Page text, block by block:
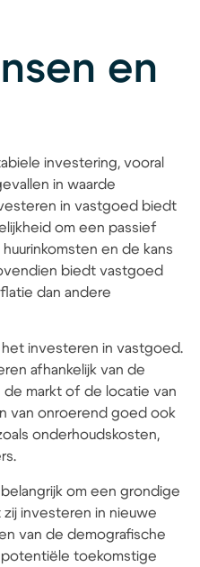
en
investering, vooral
in waarde
in vastgoed biedt
om een passief
en de kans
biedt vastgoed
dan andere
het investeren in vastgoed.
afhankelijk van de
markt of de locatie van
van onroerend goed ook
onderhoudskosten,
om een grondige
investeren in nieuwe
van de demografische
toekomstige